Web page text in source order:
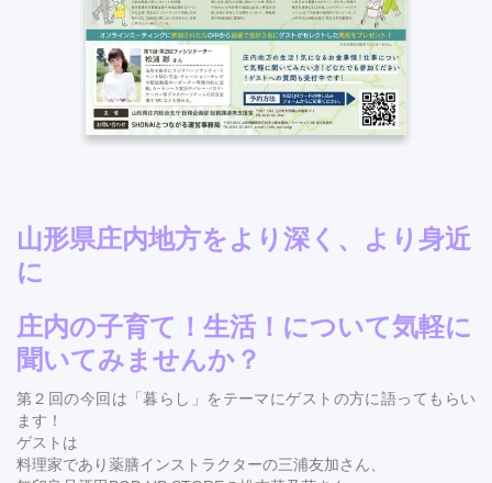
山形県庄内地方をより深く、より身近
に
庄内の子育て！生活！について気軽に
聞いてみませんか？
第２回の今回は「暮らし」をテーマにゲストの方に語ってもらい
ます！
ゲストは
料理家であり薬膳インストラクターの三浦友加さん、